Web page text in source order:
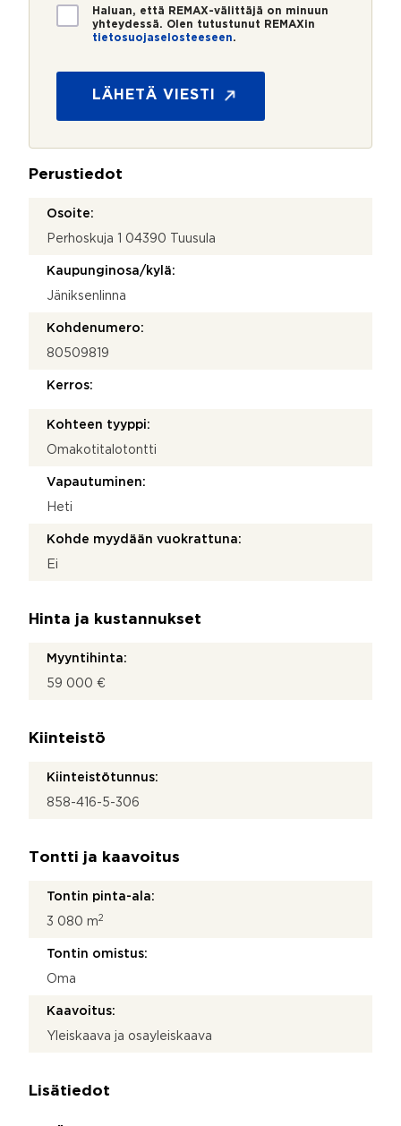
*
*
T
i
o
*
Haluan, että REMAX-välittäjä on minuun
yhteydessä. Olen tutustunut REMAXin
tietosuojaselosteeseen.
LÄHETÄ VIESTI
Perustiedot
Osoite:
Perhoskuja 1 04390 Tuusula
Kaupunginosa/kylä:
Jäniksenlinna
Kohdenumero:
80509819
Kerros:
Kohteen tyyppi:
Omakotitalotontti
Vapautuminen:
Heti
Kohde myydään vuokrattuna:
Ei
Hinta ja kustannukset
Myyntihinta:
59 000 €
Kiinteistö
Kiinteistötunnus:
858-416-5-306
Tontti ja kaavoitus
Tontin pinta-ala:
3 080 m2
Tontin omistus:
Oma
Kaavoitus:
Yleiskaava ja osayleiskaava
Lisätiedot